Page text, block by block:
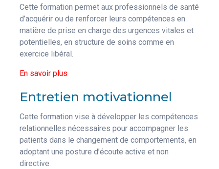
Cette formation permet aux professionnels de santé
d’acquérir ou de renforcer leurs compétences en
matière de prise en charge des urgences vitales et
potentielles, en structure de soins comme en
exercice libéral.
En savoir plus
Entretien motivationnel
Cette formation vise à développer les compétences
relationnelles nécessaires pour accompagner les
patients dans le changement de comportements, en
adoptant une posture d’écoute active et non
directive.